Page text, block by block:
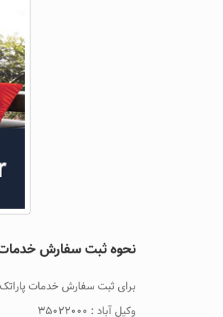
نحوه ثبت سفارش خدمات
برای ثبت سفارش خدمات
وکیل آباد : ۳۵۰۲۲۰۰۰